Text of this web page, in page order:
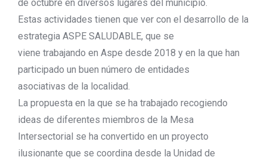
de octubre en diversos lugares del municipio.
Estas actividades tienen que ver con el desarrollo de la
estrategia ASPE SALUDABLE, que se
viene trabajando en Aspe desde 2018 y en la que han
participado un buen número de entidades
asociativas de la localidad.
La propuesta en la que se ha trabajado recogiendo
ideas de diferentes miembros de la Mesa
Intersectorial se ha convertido en un proyecto
ilusionante que se coordina desde la Unidad de